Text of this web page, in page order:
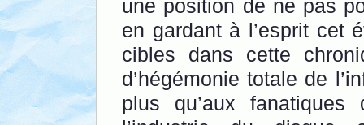
une position de ne pas
en gardant à l’esprit cet
cibles dans cette
d’hégémonie totale de
plus qu’aux